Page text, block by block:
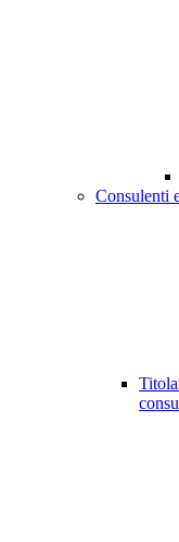
Consulenti